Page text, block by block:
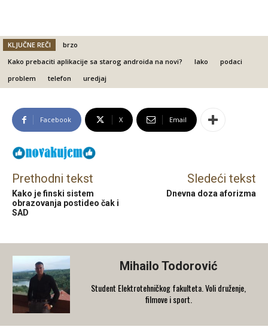
KLJUČNE REČI
brzo
Kako prebaciti aplikacije sa starog androida na novi?
lako
podaci
problem
telefon uredjaj
Facebook X Email
Prethodni tekst
Kako je finski sistem
obrazovanja postideo čak i
SAD
Sledeći tekst
Dnevna doza aforizma
Mihailo Todorović
Student Elektrotehničkog fakulteta. Voli druženje,
filmove i sport.